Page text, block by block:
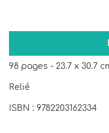
98 pages - 23.7 x 30.7
Relié
ISBN : 9782203162334